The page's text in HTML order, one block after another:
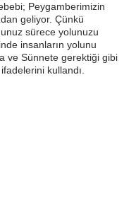
Peygamberimizin
geliyor. Çünkü
sürece yolunuzu
insanların yolunu
ve Sünnete gerektiği gibi
kullandı.